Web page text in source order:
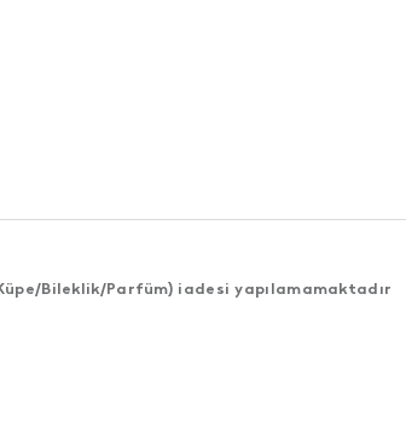
Bileklik/Parfüm) iadesi yapılamamaktadır